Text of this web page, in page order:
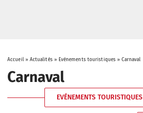
Accueil» Actualités» Evénements touristiques »Carnaval
Carnaval
EVÉNEMENTS TOURISTIQUES